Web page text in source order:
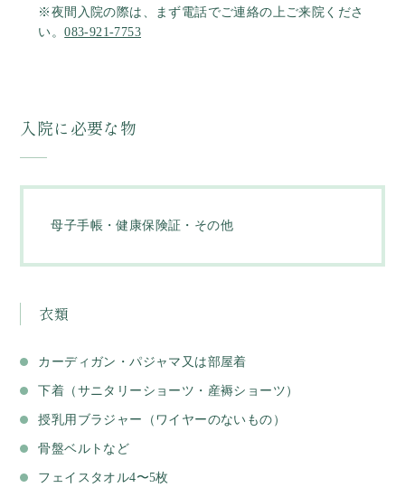
※夜間入院の際は、まず電話でご連絡の上ご来院くださ
い。083-921-7753
入院に必要な物
母子手帳・健康保険証・その他
衣類
カーディガン・パジャマ又は部屋着
下着（サニタリーショーツ・産褥ショーツ）
授乳用ブラジャー（ワイヤーのないもの）
骨盤ベルトなど
フェイスタオル4〜5枚